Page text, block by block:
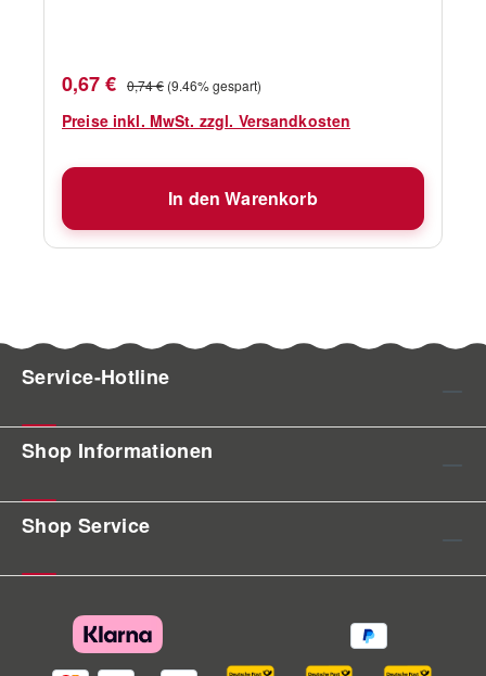
Verkaufspreis:
0,67 € Regulärer Preis:
0,74 € (9.46% gespart)
Preise inkl. MwSt. zzgl. Versandkosten
In den Warenkorb
Service-Hotline
Shop Informationen
Shop Service